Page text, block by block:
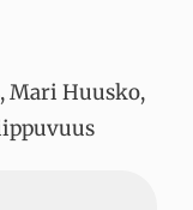
,Mari Huusko,